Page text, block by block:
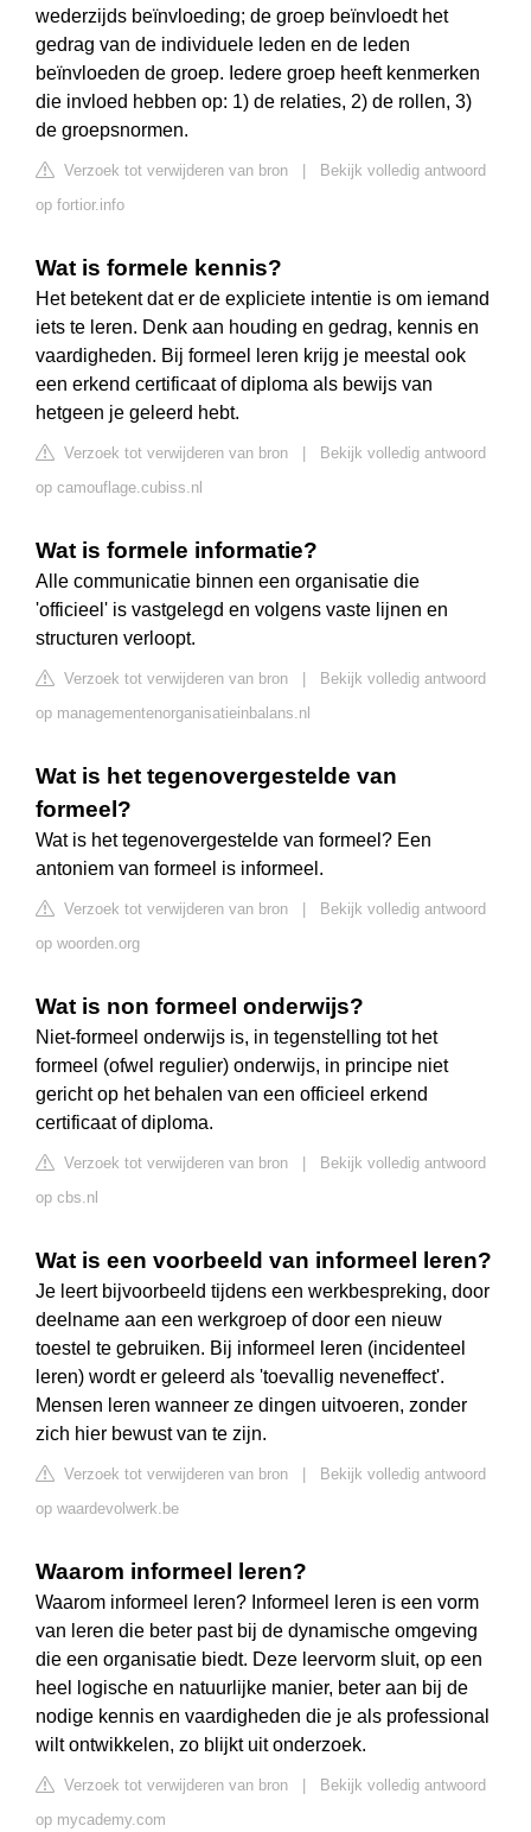
wederzijds beïnvloeding; de groep beïnvloedt het
gedrag van de individuele leden en de leden
beïnvloeden de groep. Iedere groep heeft kenmerken
die invloed hebben op: 1) de relaties, 2) de rollen, 3)
de groepsnormen.
Verzoek tot verwijderen van bron
Bekijk volledig antwoord
op fortior.info
Wat is formele kennis?
Het betekent dat er de expliciete intentie is om iemand
iets te leren. Denk aan houding en gedrag, kennis en
vaardigheden. Bij formeel leren krijg je meestal ook
een erkend certificaat of diploma als bewijs van
hetgeen je geleerd hebt.
Verzoek tot verwijderen van bron
Bekijk volledig antwoord
op camouflage.cubiss.nl
Wat is formele informatie?
Alle communicatie binnen een organisatie die
'officieel' is vastgelegd en volgens vaste lijnen en
structuren verloopt.
Verzoek tot verwijderen van bron
Bekijk volledig antwoord
op managementenorganisatieinbalans.nl
Wat is het tegenovergestelde van
formeel?
Wat is het tegenovergestelde van formeel? Een
antoniem van formeel is informeel.
Verzoek tot verwijderen van bron
Bekijk volledig antwoord
op woorden.org
Wat is non formeel onderwijs?
Niet-formeel onderwijs is, in tegenstelling tot het
formeel (ofwel regulier) onderwijs, in principe niet
gericht op het behalen van een officieel erkend
certificaat of diploma.
Verzoek tot verwijderen van bron
Bekijk volledig antwoord
op cbs.nl
Wat is een voorbeeld van informeel leren?
Je leert bijvoorbeeld tijdens een werkbespreking, door
deelname aan een werkgroep of door een nieuw
toestel te gebruiken. Bij informeel leren (incidenteel
leren) wordt er geleerd als 'toevallig neveneffect'.
Mensen leren wanneer ze dingen uitvoeren, zonder
zich hier bewust van te zijn.
Verzoek tot verwijderen van bron
Bekijk volledig antwoord
op waardevolwerk.be
Waarom informeel leren?
Waarom informeel leren? Informeel leren is een vorm
van leren die beter past bij de dynamische omgeving
die een organisatie biedt. Deze leervorm sluit, op een
heel logische en natuurlijke manier, beter aan bij de
nodige kennis en vaardigheden die je als professional
wilt ontwikkelen, zo blijkt uit onderzoek.
Verzoek tot verwijderen van bron
Bekijk volledig antwoord
op mycademy.com